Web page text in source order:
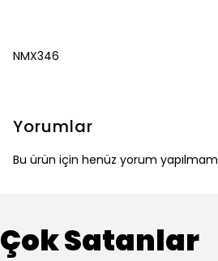
NMX346
Yorumlar
Bu ürün için henüz yorum
Çok Satanlar